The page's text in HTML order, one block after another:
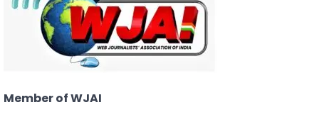
Member of WJAI